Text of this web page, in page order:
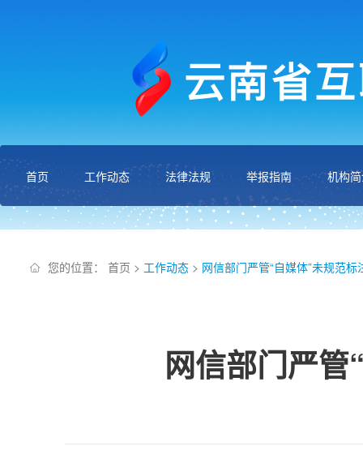
首页 工作动态 法律法规 举报指南 机构
您的位置： 首页 > 工作动态 > 网信部门严管“自媒体”未规范
网信部门严管